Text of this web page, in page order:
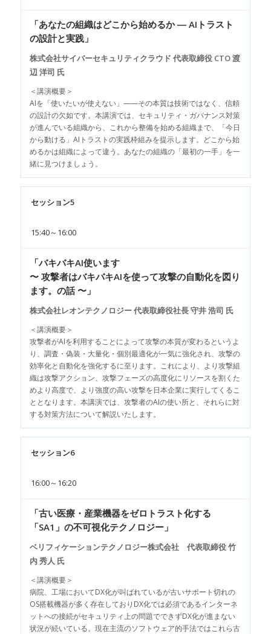
「あなたの組織はどこから始めるか ― AIトラスト
の設計と実践」
株式会社サイバーセキュリティクラウド 代表取締役 CTO 渡
辺 洋司 氏
＜講演概要＞
AIを「使いたいが使えない」——その本質は技術ではなく、信頼
の設計の欠如です。本講演では、セキュリティ・ガバナンス対策
が進んでいる組織から、これから整備を始める組織まで、「今日
から動ける」AIトラストの実践枠組みを提示します。どこから始
めるかは組織によって違う。あなたの組織の「最初の一手」を一
緒に見つけましょう。
セッション5
15:40～16:00
「バキバキAI使います
〜 攻撃者はバキバキAIを使って攻撃の自動化を図り
ます。の話 〜」
株式会社レオンテクノロジー 代表取締役社長 守井 浩司 氏
＜講演概要＞
攻撃者がAIを利用することによって攻撃の本質が変わるというよ
り、調査・偽装・大量化・個別最適化が一気に強化され、攻撃の
効率化と自動化を強化するに至ります。これにより、より攻撃組
織は攻撃アクション、攻撃フェーズの高度化にリソースを割くた
めより高度で、より強度の高い攻撃を日本企業に実行してくるこ
ととなります。本講演では、攻撃者のAIの使い所と、それらに対
する対策方法について解説いたします。
セッション6
16:00～16:20
「古い医療・産業機器をゼロトラスト化する
「SA1」の不可視化テクノロジー」
ベリフィケーションテクノロジー株式会社 代表取締役 竹
内 秀人 氏
＜講演概要＞
病院、工場においてDX化が叫ばれているが古いサポート切れの
OS搭載機器が多く存在しておりDX化では必須であるインターネ
ットへの接続がセキュリティ上の問題でできずDX化が進まない
状況が続いている。現在主流のソフトウェア的手法ではこれら古